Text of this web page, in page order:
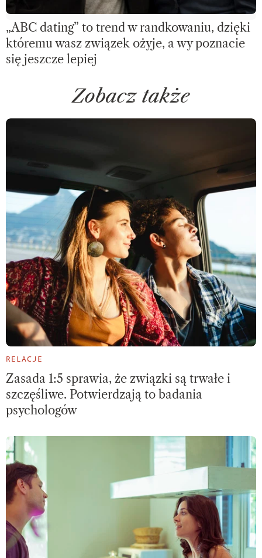
„ABC dating” to trend w randkowaniu, dzięki
któremu wasz związek ożyje, a wy poznacie
się jeszcze lepiej
Zobacz także
RELACJE
Zasada 1:5 sprawia, że związki są trwałe i
szczęśliwe. Potwierdzają to badania
psychologów